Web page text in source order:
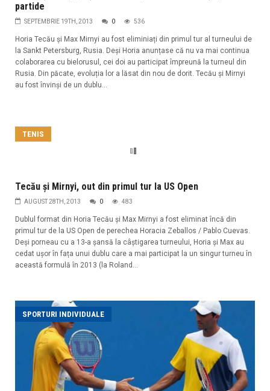
partide
SEPTEMBRIE 19TH, 2013 0 536
Horia Tecău și Max Mirnyi au fost eliminiați din primul tur al turneului de
la Sankt Petersburg, Rusia. Deși Horia anunțase că nu va mai continua
colaborarea cu bielorusul, cei doi au participat împreună la turneul din
Rusia. Din păcate, evoluția lor a lăsat din nou de dorit. Tecău și Mirnyi
au fost învinși de un dublu...
TENIS
Tecău și Mirnyi, out din primul tur la US Open
AUGUST 28TH, 2013 0 483
Dublul format din Horia Tecău și Max Mirnyi a fost eliminat încă din
primul tur de la US Open de perechea Horacia Zeballos / Pablo Cuevas.
Deși porneau cu a 13-a șansă la câștigarea turneului, Horia și Max au
cedat ușor în fața unui dublu care a mai participat la un singur turneu în
această formulă în 2013 (la Roland...
SPORTURI INDIVIDUALE